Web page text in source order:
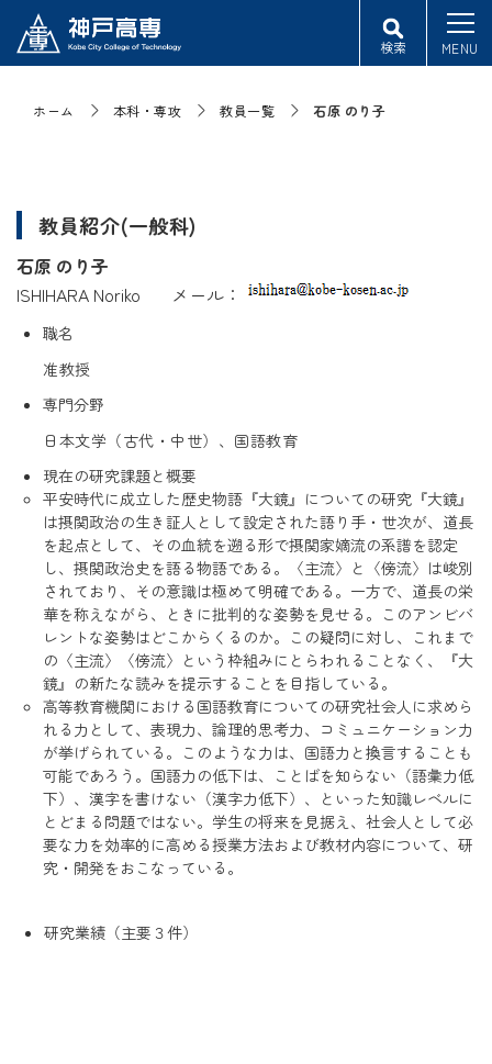
検索 MENU
ホーム 本科・専攻 教員一覧 石原 のり子
教員紹介(一般科)
石原 のり子
ISHIHARA Noriko メール：
職名
准教授
専門分野
日本文学（古代・中世）、国語教育
現在の研究課題と概要
平安時代に成立した歴史物語『大鏡』についての研究『大鏡』
は摂関政治の生き証人として設定された語り手・世次が、道長
を起点として、その血統を遡る形で摂関家嫡流の系譜を認定
し、摂関政治史を語る物語である。〈主流〉と〈傍流〉は峻別
されており、その意識は極めて明確である。一方で、道長の栄
華を称えながら、ときに批判的な姿勢を見せる。このアンビバ
レントな姿勢はどこからくるのか。この疑問に対し、これまで
の〈主流〉〈傍流〉という枠組みにとらわれることなく、『大
鏡』の新たな読みを提示することを目指している。
高等教育機関における国語教育についての研究社会人に求めら
れる力として、表現力、論理的思考力、コミュニケーション力
が挙げられている。このような力は、国語力と換言することも
可能であろう。国語力の低下は、ことばを知らない（語彙力低
下）、漢字を書けない（漢字力低下）、といった知識レベルに
とどまる問題ではない。学生の将来を見据え、社会人として必
要な力を効率的に高める授業方法および教材内容について、研
究・開発をおこなっている。
研究業績（主要３件）